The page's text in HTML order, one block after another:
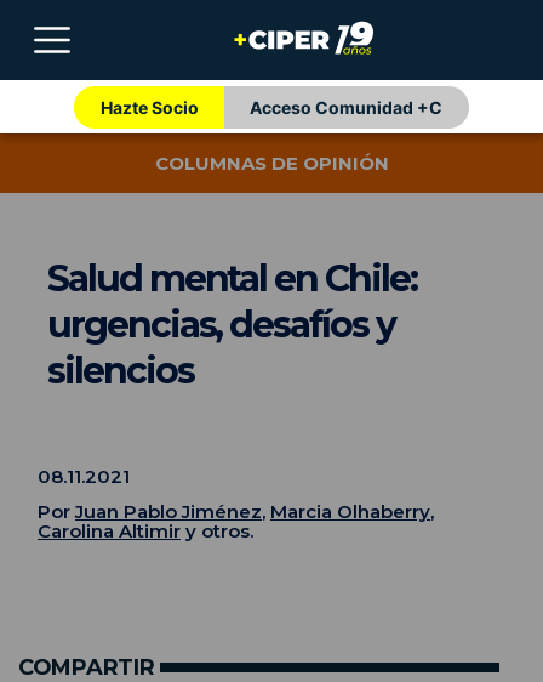
Hazte Socio Acceso Comunidad +C
COLUMNAS DE OPINIÓN
Salud mental en Chile:
urgencias, desafíos y
silencios
08.11.2021
PorJuan Pablo Jiménez, Marcia Olhaberry,
Carolina Altimir y otros.
COMPARTIR